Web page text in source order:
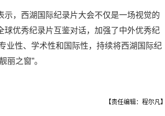
，西湖国际纪录片大会不仅是一场视觉的
优秀纪录片互鉴对话，加强了中外优秀纪
业性、学术性和国际性，持续将西湖国际纪
丽之窗”。
【责任编辑：程尔凡】